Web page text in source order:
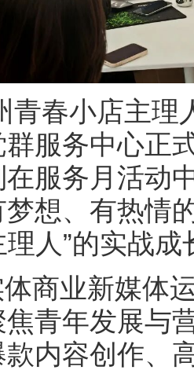
青春小店主理
服务中心正
服务月活动
想、有热情
理人”的实战
商业新媒体
焦青年发展与
内容创作、